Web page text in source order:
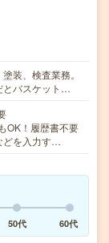
装、検査業務。
とバスケット…
OK！履歴書不要
どを入力す…
50代 60代